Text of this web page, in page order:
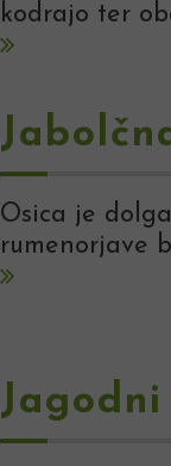
kodrajo ter
Osica je
rumenorjave